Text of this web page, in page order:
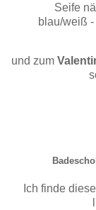
Seife
blau/weiß
und zum
Ich finde